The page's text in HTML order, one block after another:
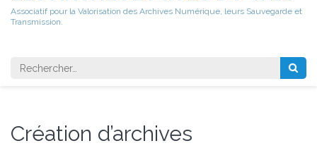
Associatif pour la Valorisation des Archives Numérique, leurs Sauvegarde et
Transmission.
Rechercher
Création d’archives